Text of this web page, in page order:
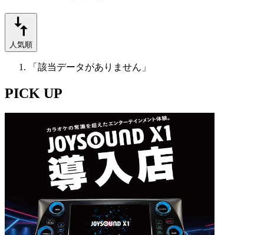
人気順
「該当データがありません」
PICK UP